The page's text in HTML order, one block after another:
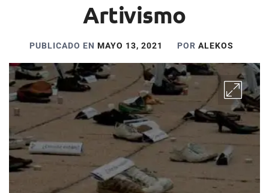
Artivismo
PUBLICADO EN MAYO 13, 2021 POR ALEKOS